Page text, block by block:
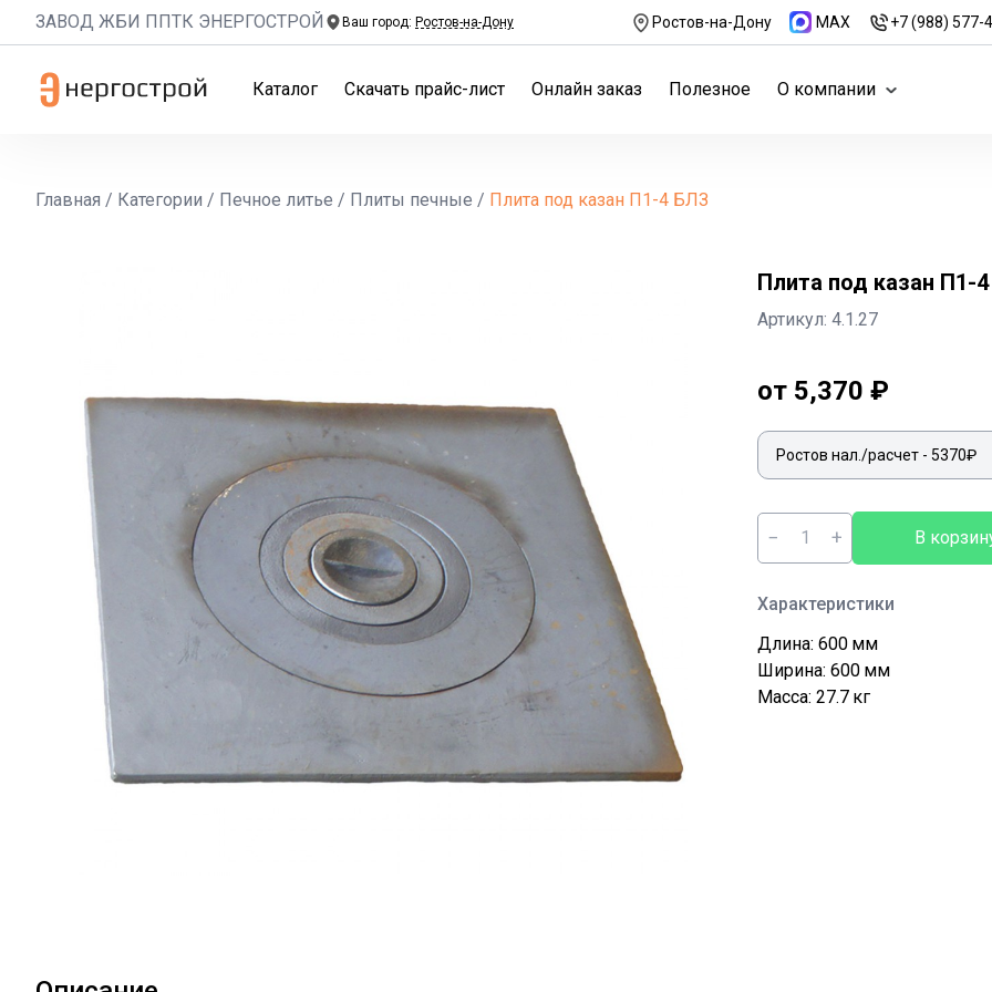
ЗАВОД ЖБИ ППТК ЭНЕРГОСТРОЙ Ваш город: Ростов-на-Дону Ростов-на-Дону MAX +7 (988) 577-
Каталог Скачать прайс-лист Онлайн заказ Полезное О компании
Главная / Категории / Печное литье / Плиты печные / Плита под казан П1-4 БЛЗ
Плита под казан П1-
Артикул: 4.1.27
от 5,370 ₽
− + В
Характеристики
Длина: 600 мм
Ширина: 600 мм
Масса: 27.7 кг